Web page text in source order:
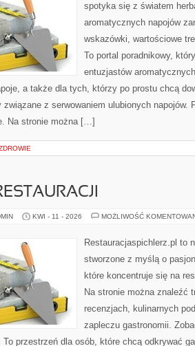
spotyka się z światem
aromatycznych napojów
wskazówki, wartościowe
To portal poradnikowy,
entuzjastów
a także dla tych, którzy po prostu chcą
związane z serwowaniem ulubionych napojów.
Na stronie można […]
KWI - 11 - 2026 MOŻLIWOŚĆ
Restauracjaspichlerz.pl to
stworzone z myślą o
które koncentruje się na
Na stronie można znaleźć
recenzjach, kulinarnych
zapleczu gastronomii.
przestrzeń dla osób, które chcą odkrywać